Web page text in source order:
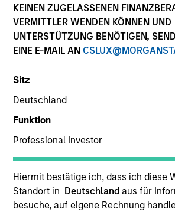
KEINEN ZUGELASSENEN
VERMITTLER WENDEN KÖNNEN UND
UNTERSTÜTZUNG BENÖTIGEN,
EINE E-MAIL AN
Sitz
Deutschland
Funktion
Professional Investor
Hiermit bestätige ich, dass ich diese
Standort in Deutschland aus für
besuche, auf eigene Rechnung